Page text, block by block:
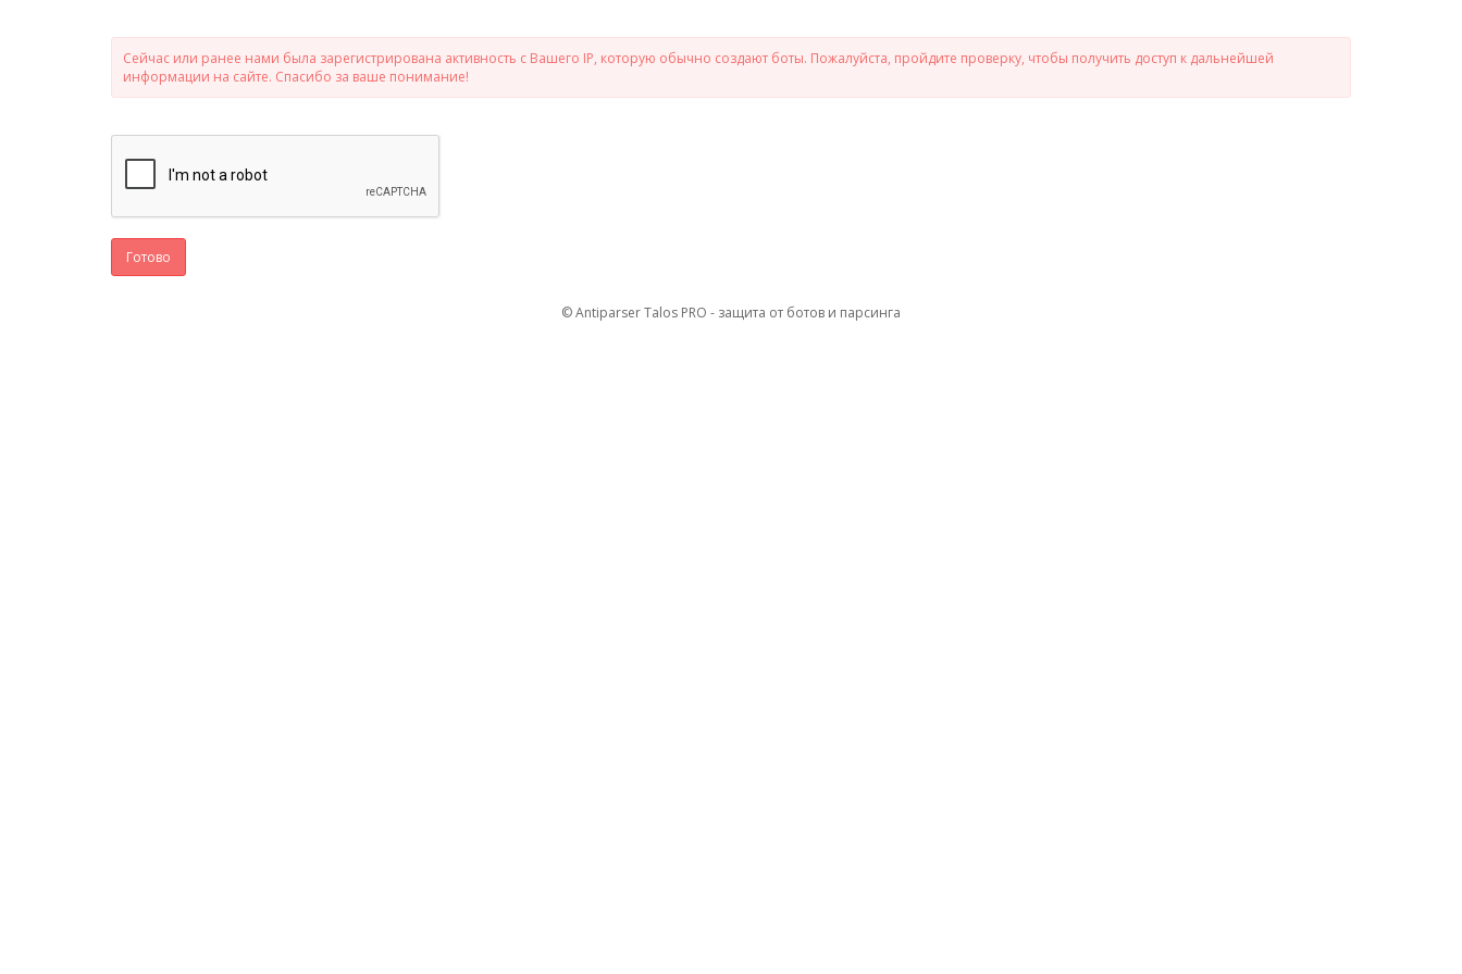
Сейчас или ранее нами была зарегистрирована активность с Вашего IP, которую обычно создают боты. Пожалуйста, пройдите проверку, чтобы получить доступ к дальнейшей
информации на сайте. Спасибо за ваше понимание!
Готово
© Antiparser Talos PRO - защита от ботов и парсинга